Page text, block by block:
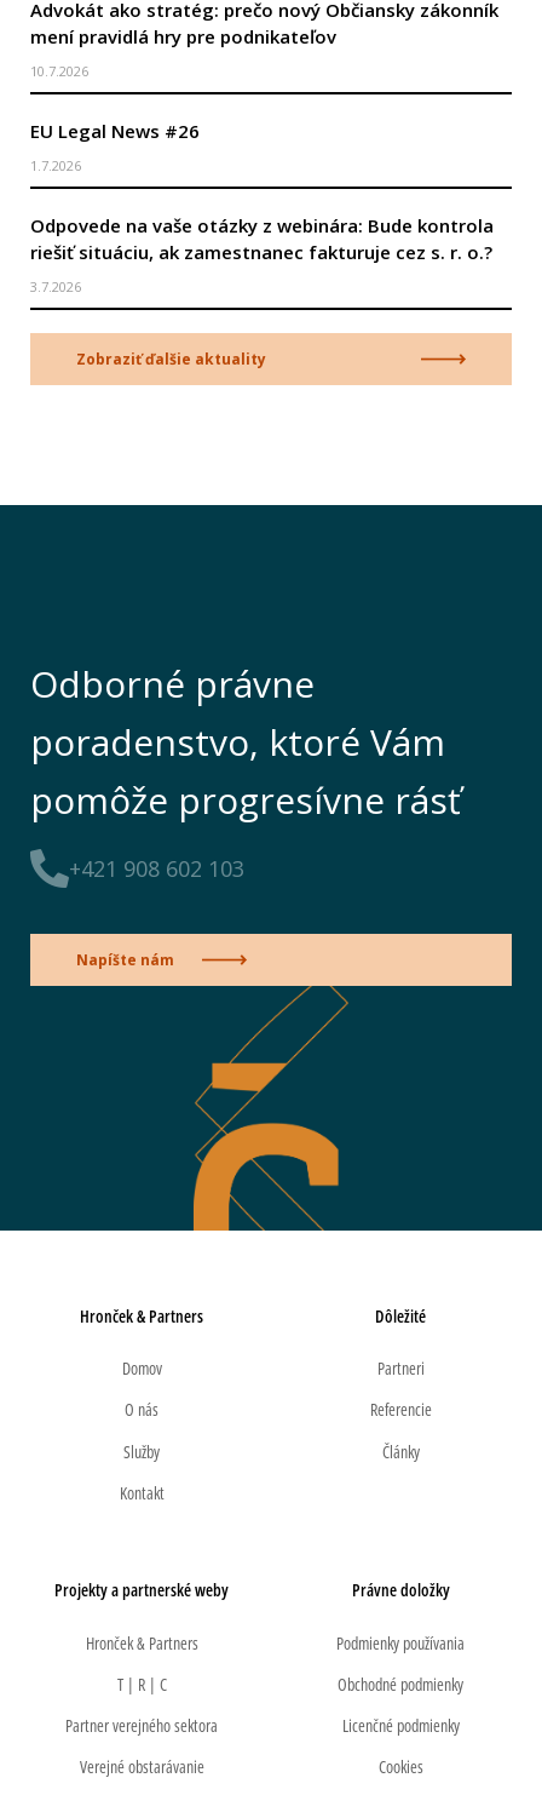
Advokát ako stratég: prečo nový Občiansky zákonník
mení pravidlá hry pre podnikateľov
10.7.2026
EU Legal News #26
1.7.2026
Odpovede na vaše otázky z webinára: Bude kontrola
riešiť situáciu, ak zamestnanec fakturuje cez s. r. o.?
3.7.2026
Zobraziť ďalšie aktuality
Odborné právne
poradenstvo, ktoré Vám
pomôže progresívne rásť
+421 908 602 103
Napíšte nám
Hronček & Partners
Domov
O nás
Služby
Kontakt
Dôležité
Partneri
Referencie
Články
Projekty a partnerské weby
Hronček & Partners
T | R | C
Partner verejného sektora
Verejné obstarávanie
Právne doložky
Podmienky používania
Obchodné podmienky
Licenčné podmienky
Cookies